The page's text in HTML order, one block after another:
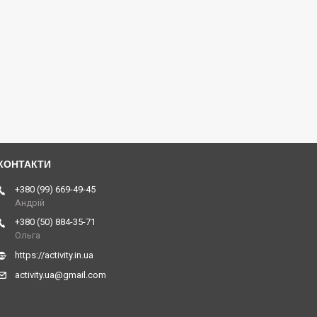
+380 (99) 669-49-45
Андрій
+380 (50) 884-35-71
Ольга
https://activity.in.ua
activity.ua@gmail.com